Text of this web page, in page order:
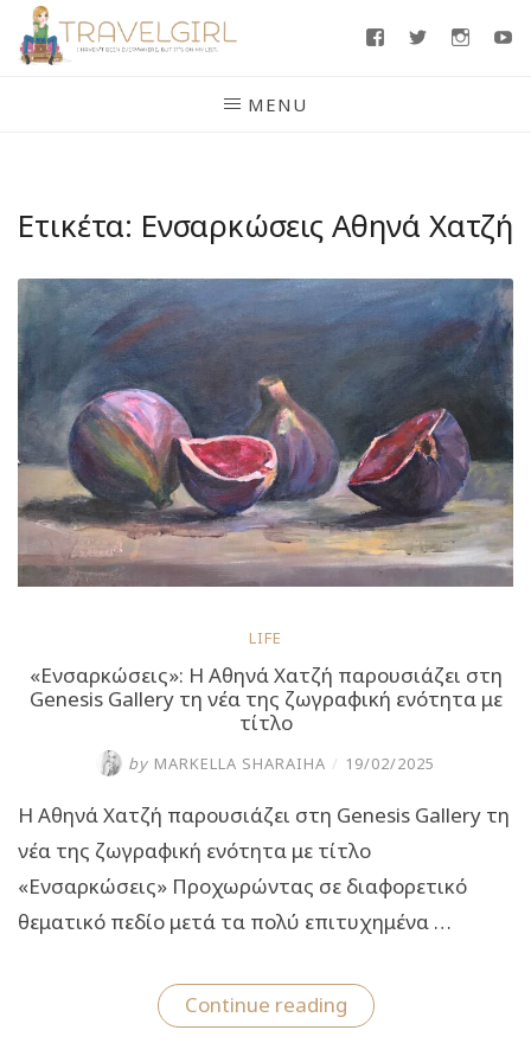
Skip
FacebookTwitter
MENU
Ετικέτα: Ενσαρκώσεις Αθηνά Χατζή
LIFE
«Ενσαρκώσεις»: Η Αθηνά Χατζή παρουσιάζει στη
Genesis Gallery τη νέα της ζωγραφική ενότητα με
τίτλο
by MARKELLA SHARAIHA / 19/02/2025
Η Αθηνά Χατζή παρουσιάζει στη Genesis Gallery τη
νέα της ζωγραφική ενότητα με τίτλο
«Ενσαρκώσεις» Προχωρώντας σε διαφορετικό
θεματικό πεδίο μετά τα πολύ επιτυχημένα …
Continue reading“«Ενσαρκώσεις»:
Η